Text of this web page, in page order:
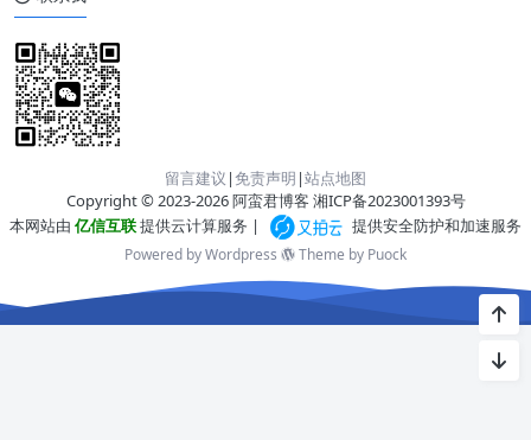
留言建议 |免责声明 |站点地图
Copyright © 2023-2026 阿蛮君博客 湘ICP备2023001393号
本网站由 亿信互联提供云计算服务 | 提供安全防护和加速服务
Powered by Wordpress Theme by Puock